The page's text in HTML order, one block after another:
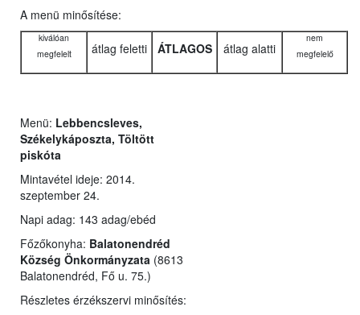
A menü minősítése:
kiválóan
megfelelt
átlag feletti ÁTLAGOS átlag alatti
nem
megfelelő
Menü: Lebbencsleves,
Székelykáposzta, Töltött
piskóta
Mintavétel ideje: 2014.
szeptember 24.
Napi adag: 143 adag/ebéd
Főzőkonyha: Balatonendréd
Község Önkormányzata (8613
Balatonendréd, Fő u. 75.)
Részletes érzékszervi minősítés: